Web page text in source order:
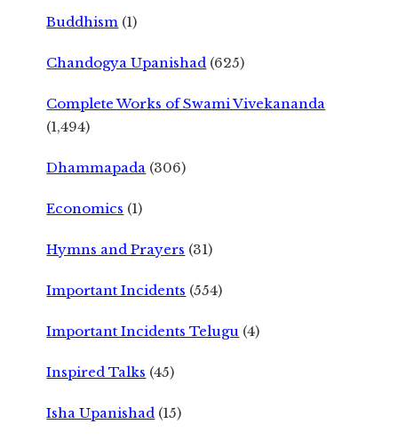
Buddhism (1)
Chandogya Upanishad (625)
Complete Works of Swami Vivekananda
(1,494)
Dhammapada (306)
Economics (1)
Hymns and Prayers (31)
Important Incidents (554)
Important Incidents Telugu (4)
Inspired Talks (45)
Isha Upanishad (15)